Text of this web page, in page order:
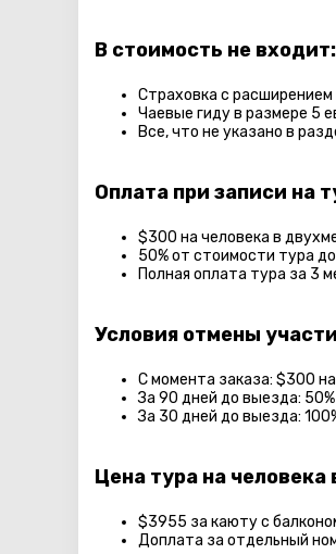
В стоимость не входит:
Страховка с расширением
Чаевые гиду в размере 5
Все, что не указано в
Оплата при записи на
$300 на человека в
50% от стоимости тура
Полная оплата тура за 3
Условия отмены
С момента заказа: $300
За 90 дней до выезда:
За 30 дней до выезда:
Цена тура на
$3955 за каюту с
Доплата за отдельный